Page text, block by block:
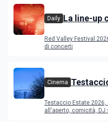
Daily La line-up
Red Valley Festival
di concerti
Cinema
Testaccio Estate
all'aperto, comicità, DJ